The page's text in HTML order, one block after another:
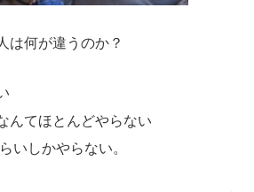
は何が違うのか？
んてほとんどやらない
いしかやらない。